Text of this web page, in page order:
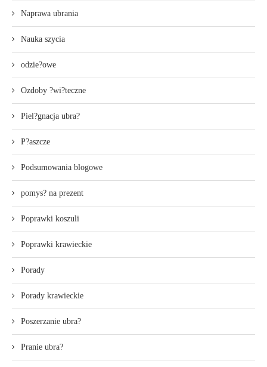
Naprawa ubrania
Nauka szycia
odzie?owe
Ozdoby ?wi?teczne
Piel?gnacja ubra?
P?aszcze
Podsumowania blogowe
pomys? na prezent
Poprawki koszuli
Poprawki krawieckie
Porady
Porady krawieckie
Poszerzanie ubra?
Pranie ubra?